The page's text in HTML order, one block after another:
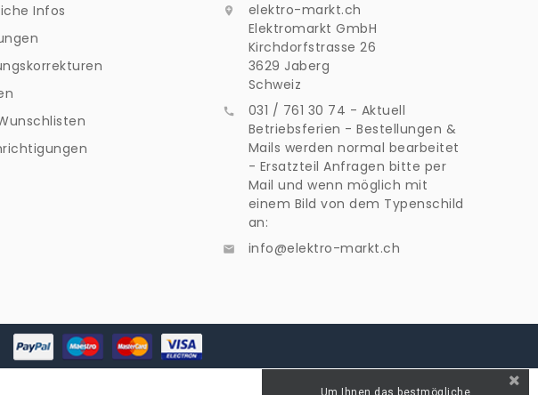
Infos

elektro-markt.ch
Elektromarkt GmbH
Kirchdorfstrasse 26
3629 Jaberg
Schweiz

031 / 761 30 74 - Aktuell
Betriebsferien - Bestellungen &
Mails werden normal bearbeitet
- Ersatzteil Anfragen bitte per
Mail und wenn möglich mit
einem Bild von dem Typenschild
an:
 info@elektro-markt.ch
Um Ihnen das bestmögliche